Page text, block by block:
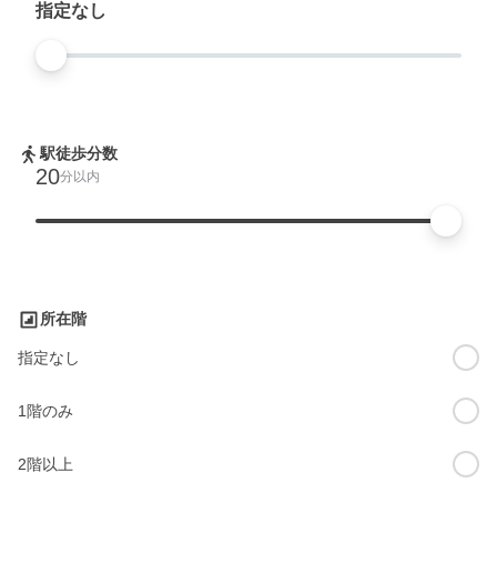
指定なし
駅徒歩分数
20分以内
所在階
指定なし
1階のみ
2階以上